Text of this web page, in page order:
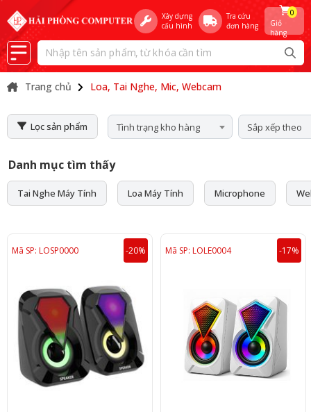
Xây dựng
cấu hình
Tra cứu
đơn hàng
Giỏ
hàng
0
Trang chủ Loa, Tai Nghe, Mic, Webcam
Lọc sản phẩm Tình trạng kho hàng Sắp xếp theo
Danh mục tìm thấy
Tai Nghe Máy Tính Loa Máy Tính Microphone
Mã SP: LOSP0000 -20% Mã SP: LOLE0004 -17%